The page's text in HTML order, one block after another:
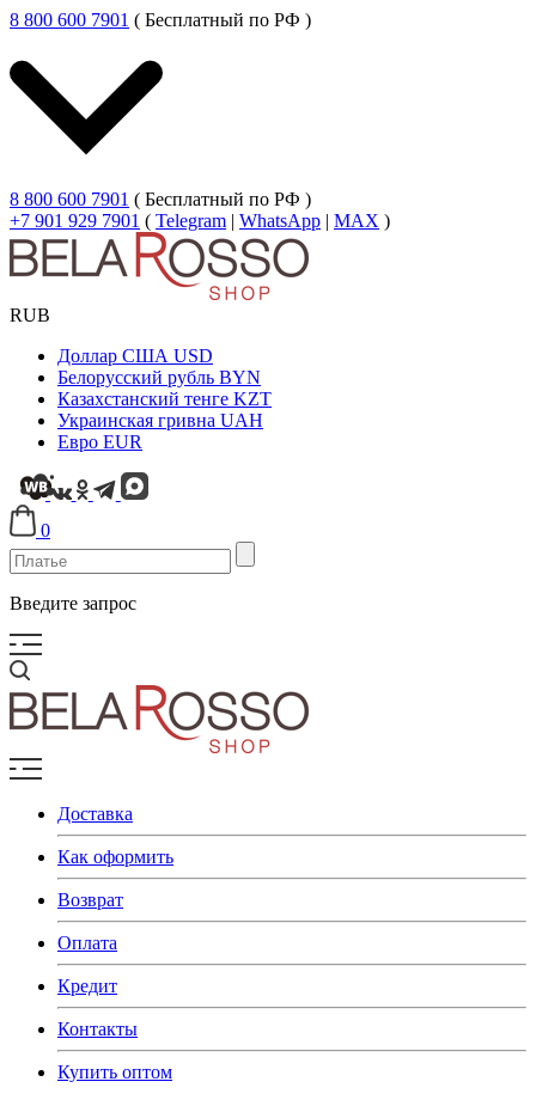
8 800 600 7901 ( Бесплатный по РФ )
8 800 600 7901 ( Бесплатный по РФ )
+7 901 929 7901 ( Telegram | WhatsApp | MAX )
RUB
Доллар США USD
Белорусский рубль BYN
Казахстанский тенге KZT
Украинская гривна UAH
Евро EUR
0
Введите запрос
Доставка
Как оформить
Возврат
Оплата
Кредит
Контакты
Купить оптом